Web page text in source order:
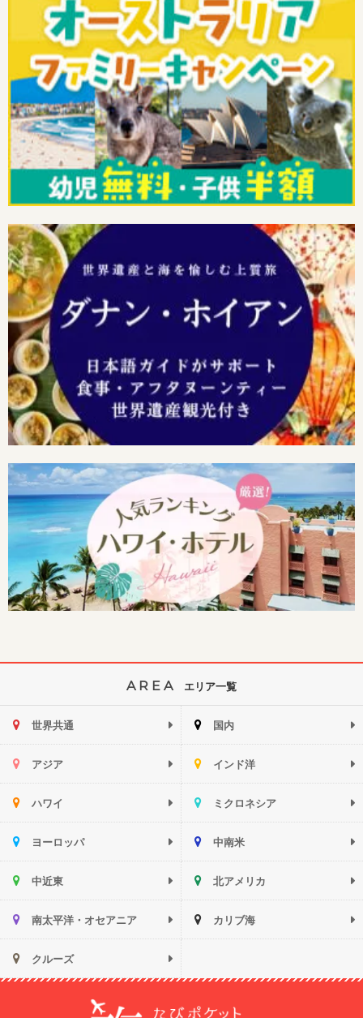
AREA エリア一覧
世界共通 国内
アジア インド洋
ハワイ ミクロネシア
ヨーロッパ 中南米
中近東 北アメリカ
南太平洋・オセアニア カリブ海
クルーズ